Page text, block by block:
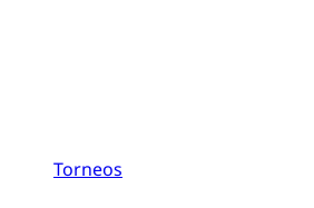
Torneos